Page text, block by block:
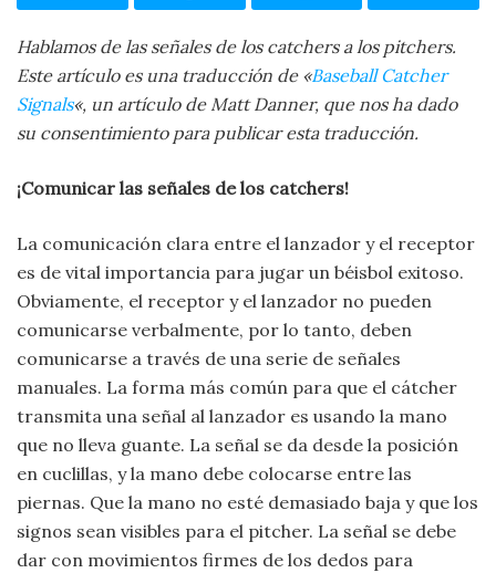
Hablamos de las señales de los catchers a los pitchers.
Este artículo es una traducción de «Baseball Catcher
Signals«, un artículo de Matt Danner, que nos ha dado
su consentimiento para publicar esta traducción.
¡Comunicar las señales de los catchers!
La comunicación clara entre el lanzador y el receptor
es de vital importancia para jugar un béisbol exitoso.
Obviamente, el receptor y el lanzador no pueden
comunicarse verbalmente, por lo tanto, deben
comunicarse a través de una serie de señales
manuales. La forma más común para que el cátcher
transmita una señal al lanzador es usando la mano
que no lleva guante. La señal se da desde la posición
en cuclillas, y la mano debe colocarse entre las
piernas. Que la mano no esté demasiado baja y que los
signos sean visibles para el pitcher. La señal se debe
dar con movimientos firmes de los dedos para